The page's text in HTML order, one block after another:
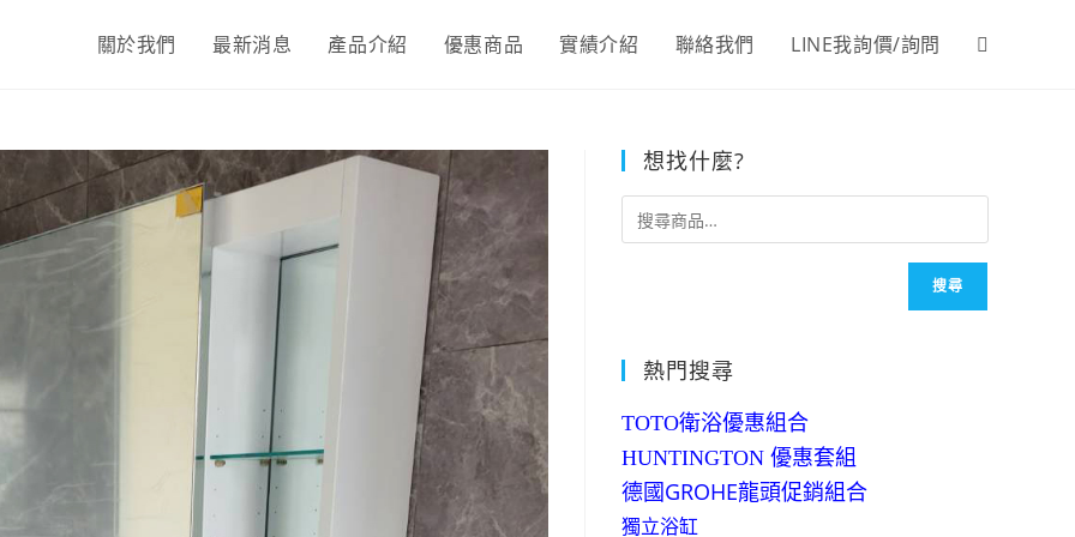
關於我們 最新消息 產品介紹 優惠商品 實績介紹 聯絡我們 LINE我詢價/詢問 Toggle
想找什麼?
搜尋
熱門搜尋
TOTO衛浴優惠組合
HUNTINGTON 優惠套組
德國GROHE龍頭促銷組合
獨立浴缸